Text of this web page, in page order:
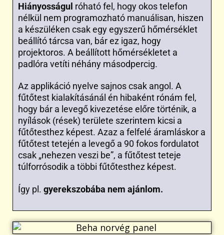
Hiányosságul róható fel, hogy okos telefon
nélkül nem programozható manuálisan, hiszen
a készüléken csak egy egyszerű hőmérséklet
beállító tárcsa van, bár ez igaz, hogy
projektoros. A beállított hőmérsékletet a
padlóra vetíti néhány másodpercig.
Az applikáció nyelve sajnos csak angol. A
fűtőtest kialakításánál én hibaként rónám fel,
hogy bár a levegő kivezetése előre történik, a
nyílások (rések) területe szerintem kicsi a
fűtőtesthez képest. Azaz a felfelé áramláskor a
fűtőtest tetején a levegő a 90 fokos fordulatot
csak „nehezen veszi be”, a fűtőtest teteje
túlforrósodik a többi fűtőtesthez képest.
Így pl. gyerekszobába nem ajánlom.